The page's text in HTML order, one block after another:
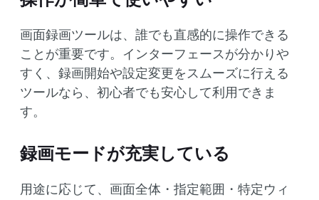
画面録画ツールは、誰でも直感的に操作できる
ことが重要です。インターフェースが分かりや
すく、録画開始や設定変更をスムーズに行える
ツールなら、初心者でも安心して利用できま
す。
録画モードが充実している
用途に応じて、画面全体・指定範囲・特定ウィ